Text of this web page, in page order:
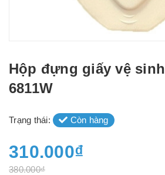
Hộp đựng giấy vệ
6811W
Trạng thái: Còn hàng
310.000₫
380.000₫